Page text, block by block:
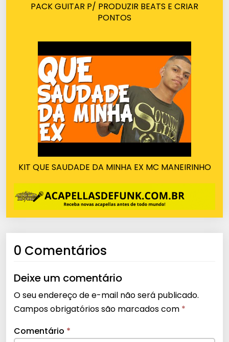
PACK GUITAR P/ PRODUZIR BEATS E CRIAR
PONTOS
KIT QUE SAUDADE DA MINHA EX MC MANEIRINHO
0 Comentários
Deixe um comentário
O seu endereço de e-mail não será publicado.
Campos obrigatórios são marcados com *
Comentário *